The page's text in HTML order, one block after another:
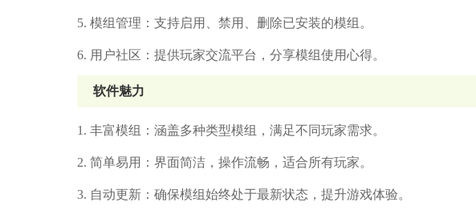
5. 模组管理：支持启用、禁用、删除已安装的模组。
6. 用户社区：提供玩家交流平台，分享模组使用心得。
软件魅力
1. 丰富模组：涵盖多种类型模组，满足不同玩家需求。
2. 简单易用：界面简洁，操作流畅，适合所有玩家。
3. 自动更新：确保模组始终处于最新状态，提升游戏体验。